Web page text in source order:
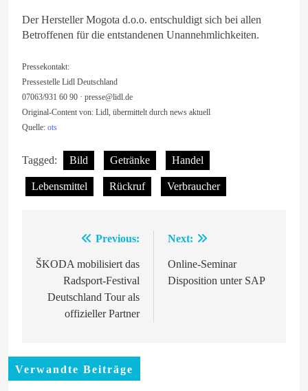
Der Hersteller Mogota d.o.o. entschuldigt sich bei allen
Betroffenen für die entstandenen Unannehmlichkeiten.
Pressekontakt:
Pressestelle Lidl Deutschland
07063/931 60 90 · presse@lidl.de
Original-Content von: Lidl, übermittelt durch news aktuell
Quelle: ots
Tagged: Bild Getränke Handel
Lebensmittel Rückruf Verbraucher
Beitragsnavigation
Previous:
ŠKODA mobilisiert das
Radsport-Festival
Deutschland Tour als
offizieller Partner
Next:
Online-Seminar
Disposition unter SAP
Verwandte Beiträge